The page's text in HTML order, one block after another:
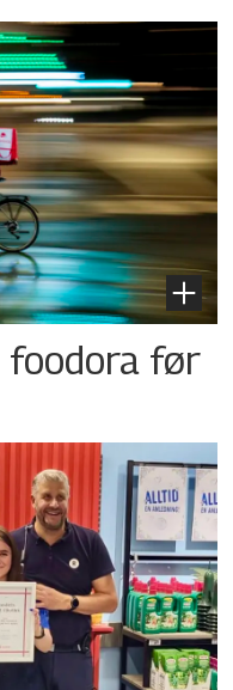
før